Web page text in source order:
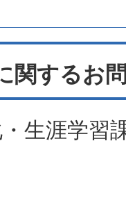
関するお
生涯学習